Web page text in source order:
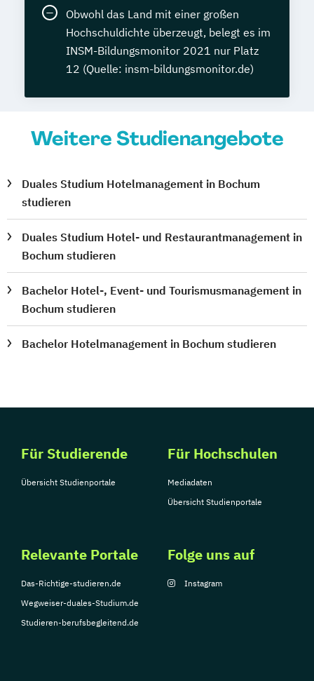
Obwohl das Land mit einer großen
Hochschuldichte überzeugt, belegt es im
INSM-Bildungsmonitor 2021 nur Platz
12 (Quelle: insm-bildungsmonitor.de)
Weitere Studienangebote
Duales Studium Hotelmanagement in Bochum
studieren
Duales Studium Hotel- und Restaurantmanagement in
Bochum studieren
Bachelor Hotel-, Event- und Tourismusmanagement in
Bochum studieren
Bachelor Hotelmanagement in Bochum studieren
Für Studierende
Übersicht Studienportale
Für Hochschulen
Mediadaten
Übersicht Studienportale
Relevante Portale
Das-Richtige-studieren.de
Wegweiser-duales-Studium.de
Studieren-berufsbegleitend.de
Folge uns auf
Instagram